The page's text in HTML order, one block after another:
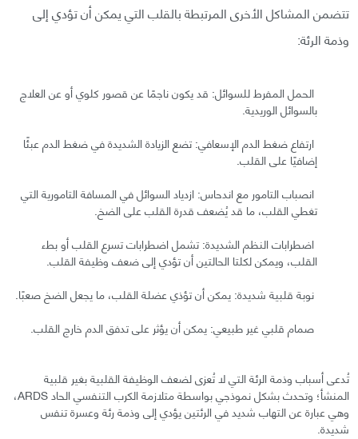
تتضمن المشاكل الأخرى المرتبطة بالقلب التي يمكن أن تؤدي إلى
وذمة الرئة:
الحمل المفرط للسوائل: قد يكون ناجمًا عن قصور كلوي أو عن العلاج
بالسوائل الوريدية.
ارتفاع ضغط الدم الإسعافي: تضع الزيادة الشديدة في ضغط الدم عبئًا
إضافيًا على القلب.
انصباب التامور مع اندحاس: ازدياد السوائل في المسافة التامورية التي
تغطي القلب، ما قد يُضعف قدرة القلب على الضخ.
اضطرابات النظم الشديدة: تشمل اضطرابات تسرع القلب أو بطء
القلب، ويمكن لكلتا الحالتين أن تؤدي إلى ضعف وظيفة القلب.
نوبة قلبية شديدة: يمكن أن تؤذي عضلة القلب، ما يجعل الضخ صعبًا.
صمام قلبي غير طبيعي: يمكن أن يؤثر على تدفق الدم خارج القلب.
تُدعى أسباب وذمة الرئة التي لا تُعزى لضعف الوظيفة القلبية بغير قلبية
المنشأ؛ وتحدث بشكل نموذجي بواسطة متلازمة الكرب التنفسي الحاد ARDS،
وهي عبارة عن التهاب شديد في الرئتين يؤدي إلى وذمة رئة وعسرة تنفس
شديدة.